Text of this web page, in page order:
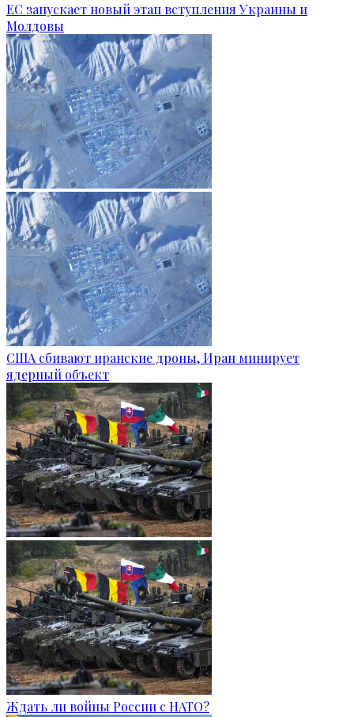
ЕС запускает новый этап вступления Украины и
Молдовы
США сбивают иранские дроны, Иран минирует
ядерный объект
Ждать ли войны России с НАТО?